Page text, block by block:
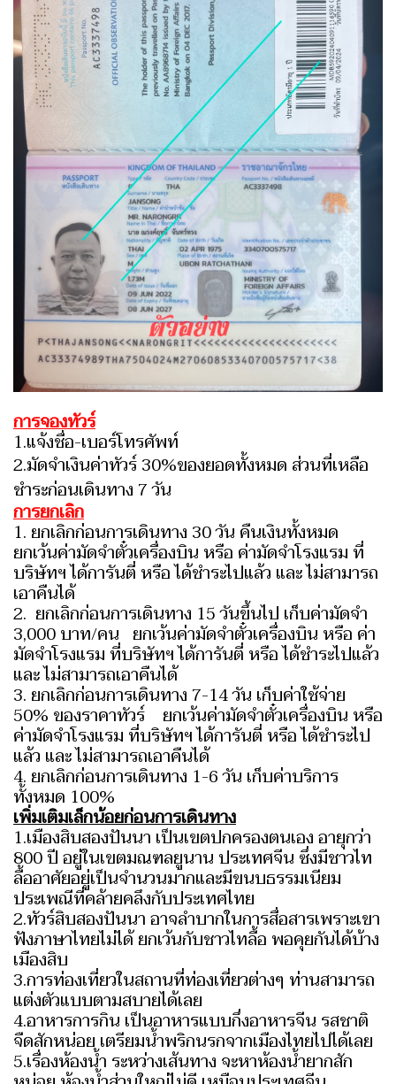
การจองทัวร์
1.แจ้งชื่อ-เบอร์โทรศัพท์
2.มัดจำเงินค่าทัวร์ 30%ของยอดทั้งหมด ส่วนที่เหลือ
ชำระก่อนเดินทาง 7 วัน
การยกเลิก
1. ยกเลิกก่อนการเดินทาง 30 วัน คืนเงินทั้งหมด
ยกเว้นค่ามัดจำตั๋วเครื่องบิน หรือ ค่ามัดจำโรงแรม ที่
บริษัทฯ ได้การันตี่ หรือ ได้ชำระไปแล้ว และ ไม่สามารถ
เอาคืนได้
2. ยกเลิกก่อนการเดินทาง 15 วันขึ้นไป เก็บค่ามัดจำ
3,000 บาท/คน ยกเว้นค่ามัดจำตั๋วเครื่องบิน หรือ ค่า
มัดจำโรงแรม ที่บริษัทฯ ได้การันตี่ หรือ ได้ชำระไปแล้ว
และ ไม่สามารถเอาคืนได้
3. ยกเลิกก่อนการเดินทาง 7-14 วัน เก็บค่าใช้จ่าย
50% ของราคาทัวร์ ยกเว้นค่ามัดจำตั๋วเครื่องบิน หรือ
ค่ามัดจำโรงแรม ที่บริษัทฯ ได้การันตี่ หรือ ได้ชำระไป
แล้ว และ ไม่สามารถเอาคืนได้
4. ยกเลิกก่อนการเดินทาง 1-6 วัน เก็บค่าบริการ
ทั้งหมด 100%
เพิ่มเติมเล็กน้อยก่อนการเดินทาง
1.เมืองสิบสองปันนา เป็นเขตปกครองตนเอง อายุกว่า
800 ปี อยู่ในเขตมณฑลยูนาน ประเทศจีน ซึ่งมีชาวไท
ลื้ออาศัยอยู่เป็นจำนวนมากและมีขนบธรรมเนียม
ประเพณีที่คล้ายคลึงกับประเทศไทย
2.ทัวร์สิบสองปันนา อาจลำบากในการสื่อสารเพราะเขา
ฟังภาษาไทยไม่ได้ ยกเว้นกับชาวไทลื้อ พอคุยกันได้บ้าง
เมืองสิบ
3.การท่องเที่ยวในสถานที่ท่องเที่ยวต่างๆ ท่านสามารถ
แต่งตัวแบบตามสบายได้เลย
4.อาหารการกิน เป็นอาหารแบบกึ่งอาหารจีน รสชาติ
จืดสักหน่อย เตรียมน้ำพริกนรกจากเมืองไทยไปได้เลย
5.เรื่องห้องน้ำ ระหว่างเส้นทาง จะหาห้องน้ำยากสัก